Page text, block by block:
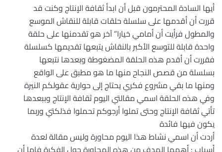
أيها السادة المحترمون قبل أن ابدأ ثقافة الإنتاج وكنت قد
قررت أن أقدمها على سلسلة حلقات قابلة للنقاش الموسع
والمطول فرأيت أن أمامي خيارا” آخر هو تقدمنها على حلقة
واحدة قابلة للتوسع الأكبر بالنقاش يتبعها تقديمها كسلسلة
فقررت أن أقدم هذه الحلقة المضغوطة وبعدها نتبعها
بسلسلة من قصص النجاح منها ما هو مطبق على الواقع
ومنها ما بقي مشروع فكري يحتاج إلى حوارية عقولكم النيرة
وفي هذه الحلقة اسمي مقالتي اليوم ثقافة الإنتاج وببعدها
تأتي ثقافة الإنتاج وحتى تملوا أرجوكم تحملوا فذلكتي وربما
يكون فيها فائدة
أردت أن اسمي نشاط هذا اليوم محاورة وليس مقالة لعدة